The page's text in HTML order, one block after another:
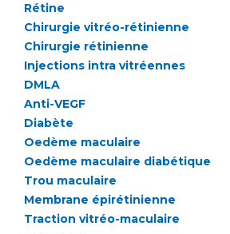
Maternité Hôpital Nord
Vos représentants
La Commission Des Usagers (CDU)
Les Comités Locaux des Usagers
Le projet des usagers
Communiqués de presse
Dossiers de presse
Médiathèque
Fournisseurs
Rôles et missions
Liste des marchés conclus
Documents utiles
Rétine
Chirurgie vitréo-rétinienne
Chirurgie rétinienne
Injections intra vitréennes
DMLA
Anti-VEGF
Diabète
Oedème maculaire
Oedème maculaire diabétique
Trou maculaire
Membrane épirétinienne
Traction vitréo-maculaire